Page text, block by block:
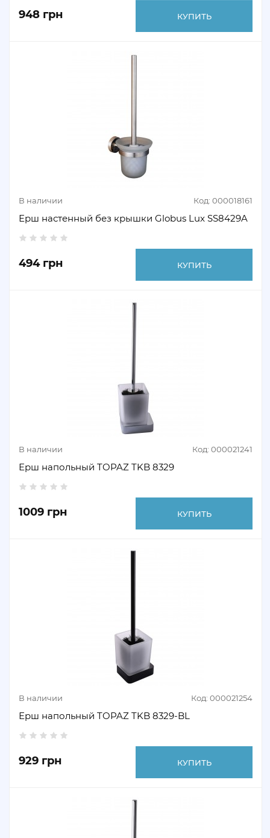
948 грн КУПИТЬ
В наличии Код: 000018161
Ерш настенный без крышки Globus Lux SS8429A
494 грн КУПИТЬ
В наличии Код: 000021241
Ерш напольный TOPAZ TKB 8329
1009 грн КУПИТЬ
В наличии Код: 000021254
Ерш напольный TOPAZ TKB 8329-BL
929 грн КУПИТЬ